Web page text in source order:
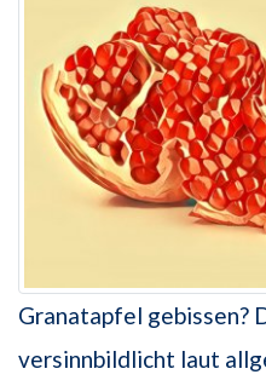
Granatapfel gebissen?
versinnbildlicht laut